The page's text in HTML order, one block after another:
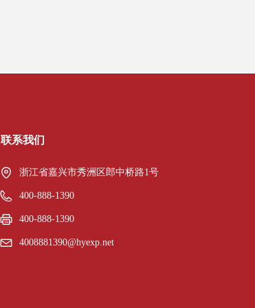
联系我们
浙江省嘉兴市秀洲区郎中桥路1号
400-888-1390
400-888-1390
4008881390@hyexp.net